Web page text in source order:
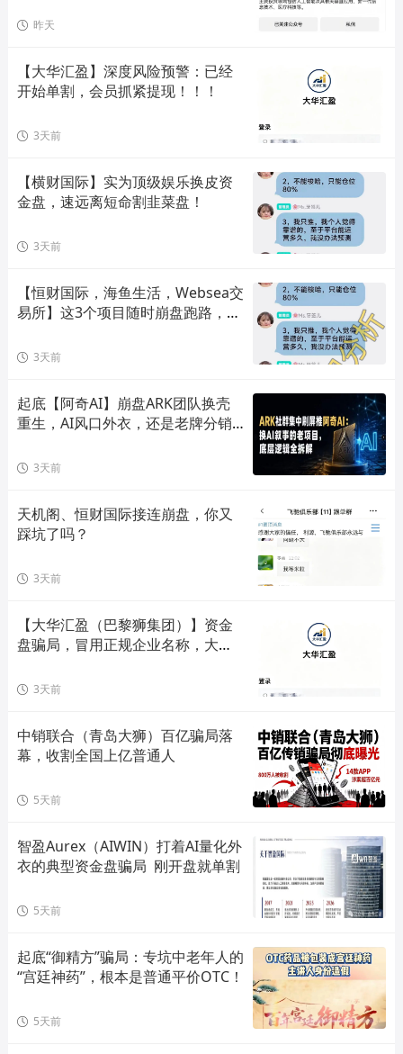
昨天
【大华汇盈】深度风险预警：已经
开始单割，会员抓紧提现！！！
3天前
【横财国际】实为顶级娱乐换皮资
金盘，速远离短命割韭菜盘！
3天前
【恒财国际，海鱼生活，Websea交
易所】这3个项目随时崩盘跑路，赶
3天前
起底【阿奇AI】崩盘ARK团队换壳
重生，AI风口外衣，还是老牌分销
3天前
天机阁、恒财国际接连崩盘，你又
踩坑了吗？
3天前
【大华汇盈（巴黎狮集团）】资金
盘骗局，冒用正规企业名称，大量
3天前
中销联合（青岛大狮）百亿骗局落
幕，收割全国上亿普通人
5天前
智盈Aurex（AIWIN）打着AI量化外
衣的典型资金盘骗局  刚开盘就单割
5天前
起底“御精方”骗局：专坑中老年人的
“宫廷神药”，根本是普通平价OTC！
5天前